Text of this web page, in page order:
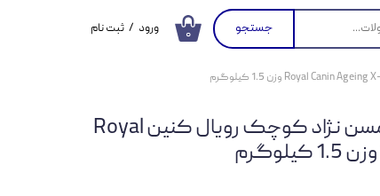
۰ جستجو ورود / ثبت نام
سفارشات
غذای خشک سگ های مسن نژاد کوچک رویال کنین Royal